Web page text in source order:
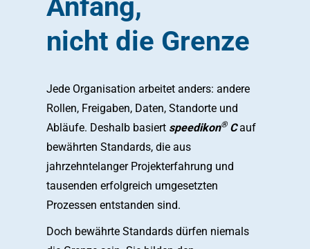
Anfang,
nicht die Grenze
Jede Organisation arbeitet anders: andere
Rollen, Freigaben, Daten, Standorte und
Abläufe. Deshalb basiert speedikon®Cauf
bewährten Standards, die aus
jahrzehntelanger Projekterfahrung und
tausenden erfolgreich umgesetzten
Prozessen entstanden sind.
Doch bewährte Standards dürfen niemals